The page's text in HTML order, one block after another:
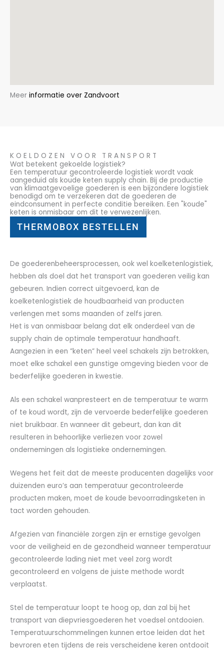
Meer informatie over Zandvoort
KOELDOZEN VOOR TRANSPORT
Wat betekent gekoelde logistiek?
Een temperatuur gecontroleerde logistiek wordt vaak
aangeduid als koude keten supply chain. Bij de productie
van klimaatgevoelige goederen is een bijzondere logistiek
benodigd om te verzekeren dat de goederen de
eindconsument in perfecte conditie bereiken. Een "koude"
keten is onmisbaar om dit te verwezenlijken.
THERMOBOX BESTELLEN
De goederenbeheersprocessen, ook wel koelketenlogistiek,
hebben als doel dat het transport van goederen veilig kan
gebeuren. Indien correct uitgevoerd, kan de
koelketenlogistiek de houdbaarheid van producten
verlengen met soms maanden of zelfs jaren.
Het is van onmisbaar belang dat elk onderdeel van de
supply chain de optimale temperatuur handhaaft.
Aangezien in een ”keten” heel veel schakels zijn betrokken,
moet elke schakel een gunstige omgeving bieden voor de
bederfelijke goederen in kwestie.
Als een schakel wanpresteert en de temperatuur te warm
of te koud wordt, zijn de vervoerde bederfelijke goederen
niet bruikbaar. En wanneer dit gebeurt, dan kan dit
resulteren in behoorlijke verliezen voor zowel
ondernemingen als logistieke ondernemingen.
Wegens het feit dat de meeste producenten dagelijks voor
duizenden euro’s aan temperatuur gecontroleerde
producten maken, moet de koude bevoorradingsketen in
tact worden gehouden.
Afgezien van financiële zorgen zijn er ernstige gevolgen
voor de veiligheid en de gezondheid wanneer temperatuur
gecontroleerde lading niet met veel zorg wordt
gecontroleerd en volgens de juiste methode wordt
verplaatst.
Stel de temperatuur loopt te hoog op, dan zal bij het
transport van diepvriesgoederen het voedsel ontdooien.
Temperatuurschommelingen kunnen ertoe leiden dat het
bevroren eten tijdens de reis verscheidene keren ontdooit